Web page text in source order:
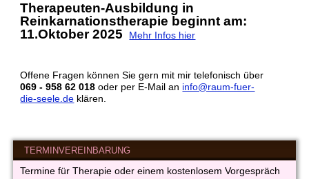
Therapeuten-Ausbildung in
Reinkarnationstherapie beginnt am:
11.Oktober 2025
Mehr Infos hier
Offene Fragen können Sie gern mit mir telefonisch über
069 - 958 62 018 oder per E-Mail an info@raum-fuer-
die-seele.de klären.
TERMINVEREINBARUNG
Termine für Therapie oder einem kostenlosem Vorgespräch